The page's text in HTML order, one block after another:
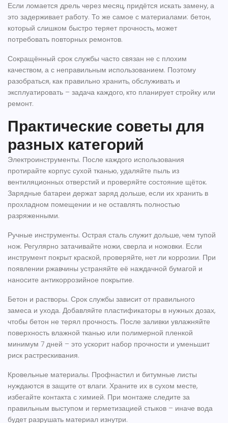
Если ломается дрель через месяц, придётся искать замену, а
это задерживает работу. То же самое с материалами: бетон,
который слишком быстро теряет прочность, может
потребовать повторных ремонтов.
Сокращённый срок службы часто связан не с плохим
качеством, а с неправильным использованием. Поэтому
разобраться, как правильно хранить, обслуживать и
эксплуатировать – задача каждого, кто планирует стройку или
ремонт.
Практические советы для
разных категорий
Электроинструменты. После каждого использования
протирайте корпус сухой тканью, удаляйте пыль из
вентиляционных отверстий и проверяйте состояние щёток.
Зарядные батареи держат заряд дольше, если их хранить в
прохладном помещении и не оставлять полностью
разряженными.
Ручные инструменты. Острая сталь служит дольше, чем тупой
нож. Регулярно затачивайте ножи, сверла и ножовки. Если
инструмент покрыт краской, проверяйте, нет ли коррозии. При
появлении ржавчины устраняйте её наждачной бумагой и
наносите антикоррозийное покрытие.
Бетон и растворы. Срок службы зависит от правильного
замеса и ухода. Добавляйте пластификаторы в нужных дозах,
чтобы бетон не терял прочность. После заливки увлажняйте
поверхность влажной тканью или полимерной пленкой
минимум 7 дней – это ускорит набор прочности и уменьшит
риск растрескивания.
Кровельные материалы. Профнастил и битумные листы
нуждаются в защите от влаги. Храните их в сухом месте,
избегайте контакта с химией. При монтаже следите за
правильным выступом и герметизацией стыков – иначе вода
будет разрушать материал изнутри.